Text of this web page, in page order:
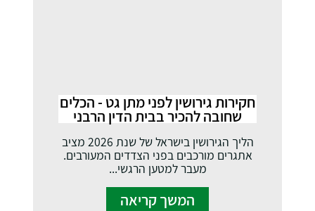
חקירות גירושין לפני מתן גט - הכלים
שחובה להכיר בבית הדין הרבני
הליך הגירושין בישראל של שנת 2026 מציב
אתגרים מורכבים בפני הצדדים המעורבים.
מעבר למטען הרגשי...
המשך קריאה